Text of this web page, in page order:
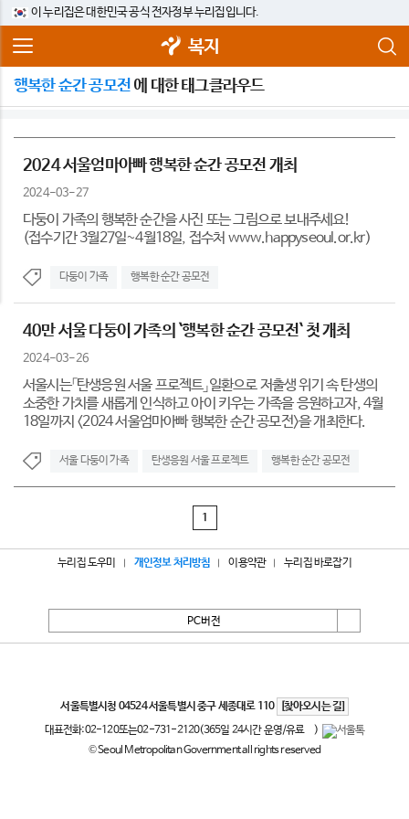
이 누리집은 대한민국 공식 전자정부 누리집입니다.
복지
행복한 순간 공모전 에 대한 태그클라우드
2024 서울엄마아빠 행복한 순간 공모전 개최
2024-03-27
다둥이 가족의 행복한 순간을 사진 또는 그림으로 보내주세요!
(접수기간 3월27일~4월18일, 접수처 www.happyseoul.or.kr)
다둥이 가족 행복한 순간 공모전
40만 서울 다둥이 가족의 `행복한 순간 공모전` 첫 개최
2024-03-26
서울시는「탄생응원 서울 프로젝트」일환으로 저출생 위기 속 탄생의
소중한 가치를 새롭게 인식하고 아이 키우는 가족을 응원하고자, 4월
18일까지 <2024 서울엄마아빠 행복한 순간 공모전>을 개최한다.
서울 다둥이 가족 탄생응원 서울 프로젝트 행복한 순간 공모전
1
누리집 도우미 개인정보 처리방침 이용약관 누리집 바로잡기
PC버전
서울특별시청 04524 서울특별시 중구 세종대로 110
[찾아오시는 길]
대표전화:02-120또는02-731-2120(365일 24시간 운영/유료
)
© Seoul Metropolitan Government all rights reserved